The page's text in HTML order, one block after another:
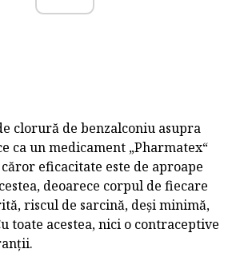
clorură de benzalconiu asupra
ca un medicament „Pharmatex“
eficacitate este de aproape
deoarece corpul de fiecare
riscul de sarcină, deși minimă,
toate acestea, nici o contraceptive